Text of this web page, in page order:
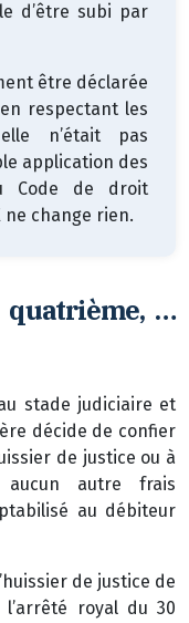
d’être subi par
être déclarée
respectant les
n’était pas
application des
Code de droit
ne change rien.
quatrième, …
stade judiciaire et
décide de confier
de justice ou à
aucun autre frais
au débiteur
de justice de
royal du 30